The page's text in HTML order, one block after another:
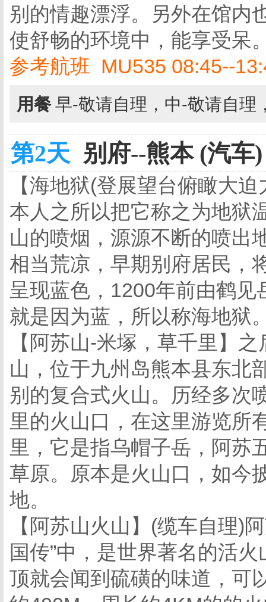
别的情趣漂浮。另外在馆内
使舒畅的环境中，能享受呆
参考航班 MU535 08:45--
用餐 早-敬请自理，中-敬请自理
第2天 别府--熊本 (汽车)
【海地狱(登展望台俯瞰大
本人之所以把它称之为地狱
山的喷烟，源源不断的喷出
相当荒凉，早期别府居民，
呈现蓝色，1200年前由鹤
就是因为蓝，所以称海地狱
【阿苏山-米塚，草千里】
山，位于九州岛熊本县东北
别的复合式火山。历经多次
里的火山口，在这里游览所
里，它是指乌帽子岳，阿苏
草原。原本是火山口，如今
地。
【阿苏山火山】(缆车自理)
国传”中，是世界著名的活
顶就会闻到硫磺的味道，可